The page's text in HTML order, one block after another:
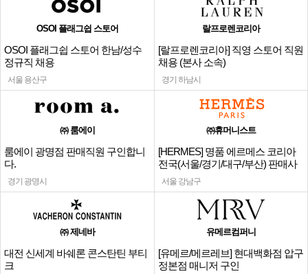
OSOI 플래그쉽 스토어
OSOI 플래그쉽 스토어 한남/성수
정규직 채용
서울 용산구
랄프로렌코리아
[랄프로렌코리아] 직영 스토어 직원
채용 (본사 소속)
경기 하남시
㈜ 룸에이
룸에이 광명점 판매직원 구인합니
다.
경기 광명시
㈜휴머니스트
[HERMES] 명품 에르메스 코리아
전국(서울/경기/대구/부산) 판매사
원
서울 강남구
㈜ 제네바
대전 신세계 바쉐론 콘스탄틴 부티
크
유메르컴퍼니
[유메르/메르레브] 현대백화점 압구
정본점 매니저 구인